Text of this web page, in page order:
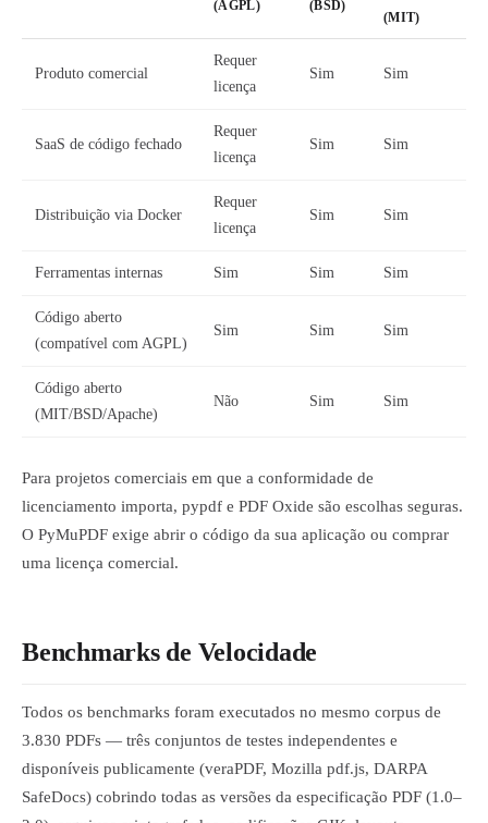
(AGPL) (BSD)
(MIT)
Produto comercial
Requer
licença
Sim Sim
SaaS de código fechado
Requer
licença
Sim Sim
Distribuição via Docker
Requer
licença
Sim Sim
Ferramentas internas Sim Sim Sim
Código aberto
(compatível com AGPL)
Sim Sim Sim
Código aberto
(MIT/BSD/Apache)
Não Sim Sim
Para projetos comerciais em que a conformidade de
licenciamento importa, pypdf e PDF Oxide são escolhas seguras.
O PyMuPDF exige abrir o código da sua aplicação ou comprar
uma licença comercial.
Benchmarks de Velocidade
Todos os benchmarks foram executados no mesmo corpus de
3.830 PDFs — três conjuntos de testes independentes e
disponíveis publicamente (veraPDF, Mozilla pdf.js, DARPA
SafeDocs) cobrindo todas as versões da especificação PDF (1.0–